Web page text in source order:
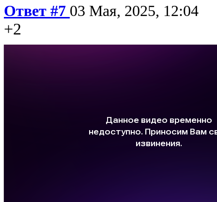
Ответ #7 03 Мая, 2025, 12:04
+2